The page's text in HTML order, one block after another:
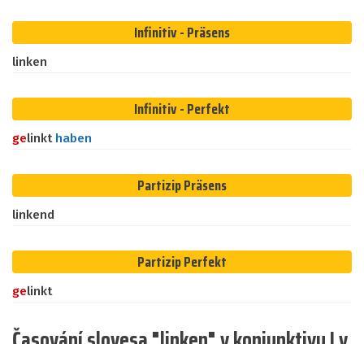
Infinitiv - Präsens
linken
Infinitiv - Perfekt
gelinkt haben
Partizip Präsens
linkend
Partizip Perfekt
gelinkt